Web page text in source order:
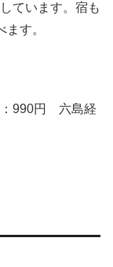
ています。宿も
す。
990円 六島経